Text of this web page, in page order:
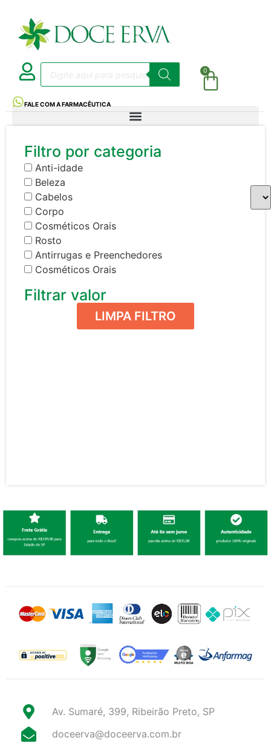
0
FALE COM A FARMACÊUTICA
Filtro por categoria
Anti-idade
Beleza
Cabelos
Corpo
Cosméticos Orais
Rosto
Antirrugas e Preenchedores
Cosméticos Orais
Filtrar valor
LIMPA FILTRO
Av. Sumaré, 399, Ribeirão Preto, SP
doceerva@doceerva.com.br